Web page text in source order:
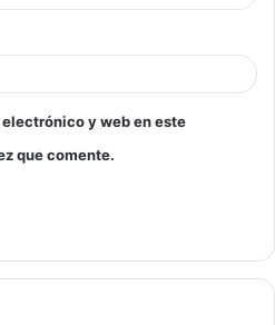
y web en este
que comente.